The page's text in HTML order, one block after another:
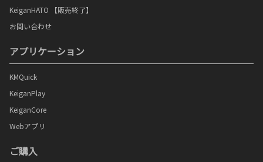
KeiganHATO 【販売終了】
お問い合わせ
アプリケーション
KMQuick
KeiganPlay
KeiganCore
Webアプリ
ご購入